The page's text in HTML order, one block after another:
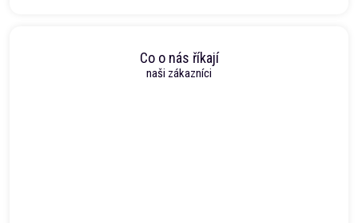
Co o nás říkají
naši zákazníci